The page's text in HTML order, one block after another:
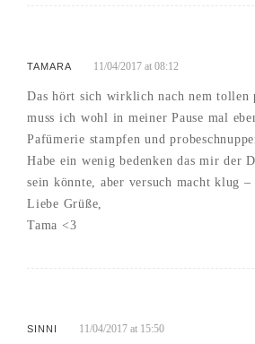
TAMARA 11/04/2017 at 08:12
Das hört sich wirklich nach nem tollen
muss ich wohl in meiner Pause mal
Pafümerie stampfen und
Habe ein wenig bedenken das mir der
sein könnte, aber versuch macht klug –
Liebe Grüße,
Tama <3
SINNI 11/04/2017 at 15:50